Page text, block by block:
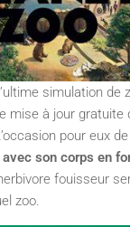
simulation de
mise à jour gratuite
pour eux
son corps en
fouisseur
zoo.